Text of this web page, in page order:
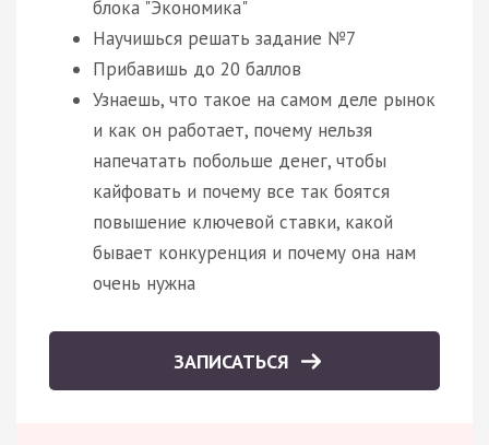
блока "Экономика"
Научишься решать задание №7
Прибавишь до 20 баллов
Узнаешь, что такое на самом деле рынок
и как он работает, почему нельзя
напечатать побольше денег, чтобы
кайфовать и почему все так боятся
повышение ключевой ставки, какой
бывает конкуренция и почему она нам
очень нужна
ЗАПИСАТЬСЯ